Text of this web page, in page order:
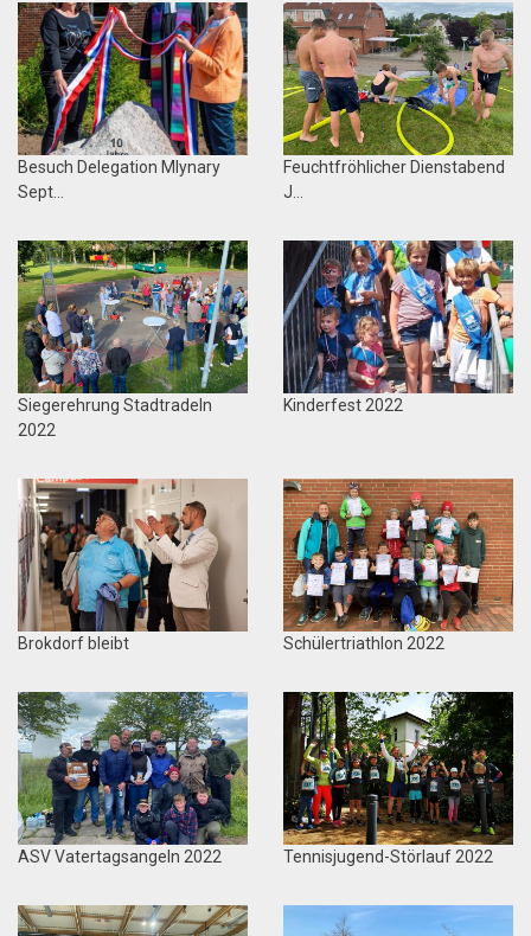
Besuch Delegation Mlynary
Sept…
Feuchtfröhlicher Dienstabend
J…
Siegerehrung Stadtradeln
2022
Kinderfest 2022
Brokdorf bleibt Schülertriathlon 2022
ASV Vatertagsangeln 2022 Tennisjugend-Störlauf 2022